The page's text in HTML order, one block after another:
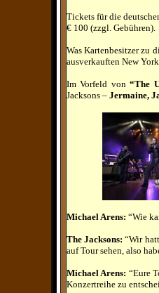
Tickets für die
€ 100 (zzgl. Gebühren).
Was Kartenbesitzer zu
ausverkauften New
Im Vorfeld von “The
Jacksons – Jermaine,
Michael Arens: “Wie
The Jacksons:“Wir
auf Tour sehen, also
Michael Arens: “Eure
Konzertreihe zu